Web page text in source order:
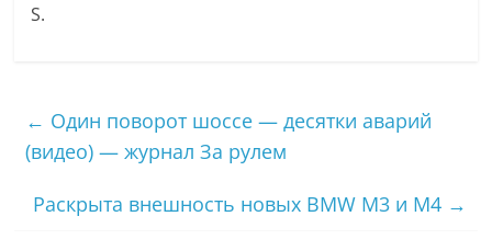
S.
← Один поворот шоссе — десятки аварий
(видео) — журнал За рулем
Раскрыта внешность новых BMW M3 и M4 →